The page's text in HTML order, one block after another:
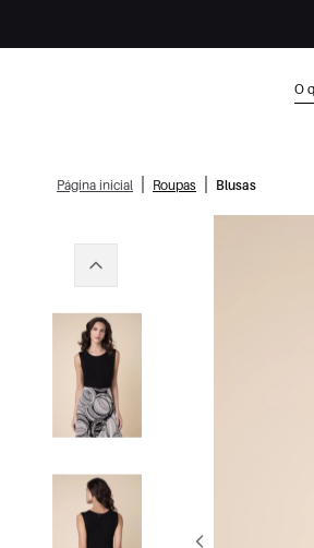
Página inicial Roupas Blusas